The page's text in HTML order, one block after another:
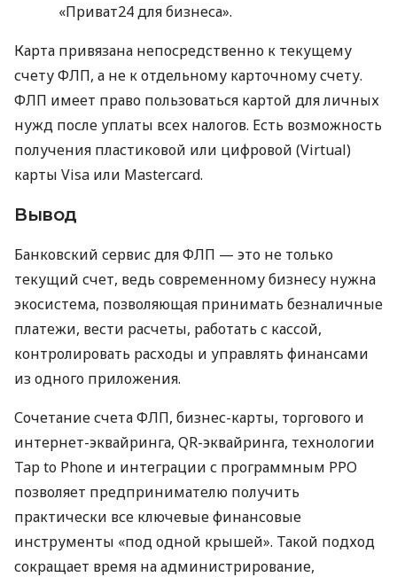
«Приват24 для бизнеса».
Карта привязана непосредственно к текущему
счету ФЛП, а не к отдельному карточному счету.
ФЛП имеет право пользоваться картой для личных
нужд после уплаты всех налогов. Есть возможность
получения пластиковой или цифровой (Virtual)
карты Visa или Mastercard.
Вывод
Банковский сервис для ФЛП — это не только
текущий счет, ведь современному бизнесу нужна
экосистема, позволяющая принимать безналичные
платежи, вести расчеты, работать с кассой,
контролировать расходы и управлять финансами
из одного приложения.
Сочетание счета ФЛП, бизнес-карты, торгового и
интернет-эквайринга, QR-эквайринга, технологии
Tap to Phone и интеграции с программным РРО
позволяет предпринимателю получить
практически все ключевые финансовые
инструменты «под одной крышей». Такой подход
сокращает время на администрирование,